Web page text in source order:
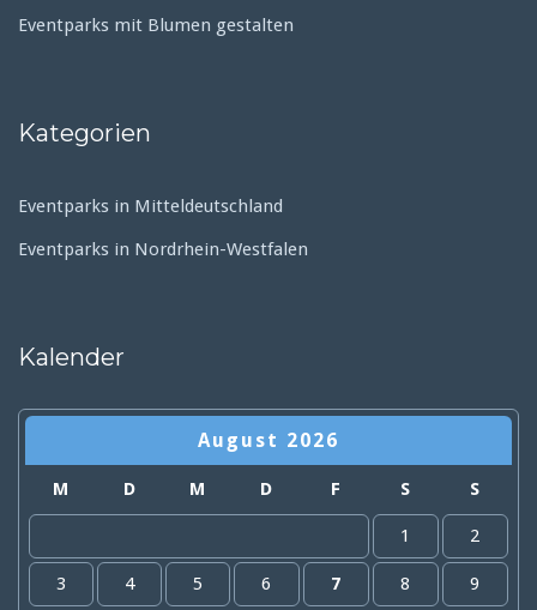
Eventparks mit Blumen gestalten
Kategorien
Eventparks in Mitteldeutschland
Eventparks in Nordrhein-Westfalen
Kalender
August 2026
M D M D F S S
1 2
3 4 5 6 7 8 9